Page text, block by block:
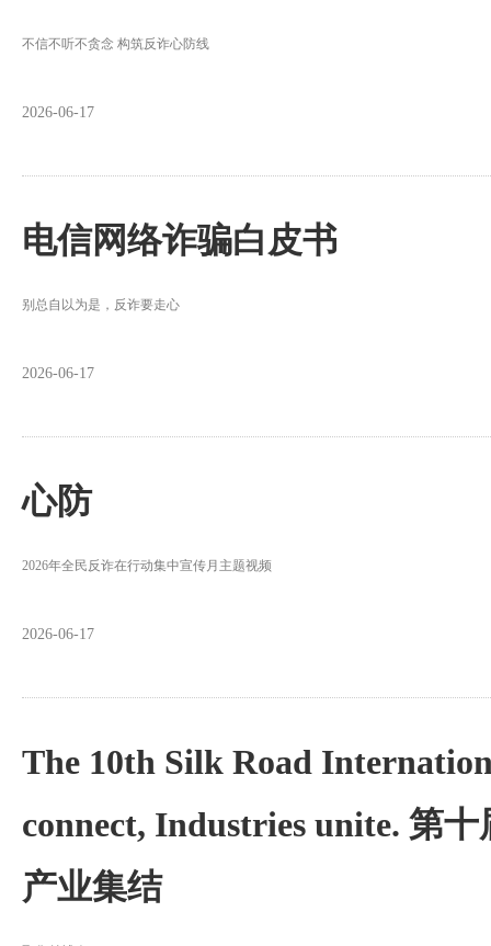
不信不听不贪念 构筑反诈心防线
2026-06-17
电信网络诈骗白皮书
别总自以为是，反诈要走心
2026-06-17
心防
2026年全民反诈在行动集中宣传月主题视频
2026-06-17
The 10th Silk Road
connect, Industries unite. 第
产业集结